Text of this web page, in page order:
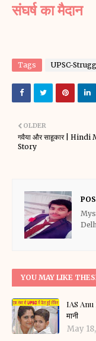
संघर्ष का मैदान
Tags UPSC-
OLDER
गवैया और साहूकार | Hindi
Story
YOU MAY LIKE
IAS Anu
मानी
May